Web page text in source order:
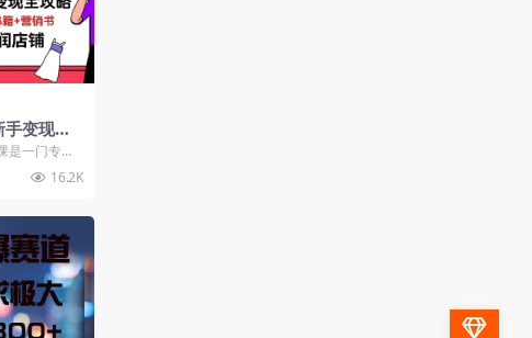
变现全
爆单秘籍
利润店铺
是一门专为
课程，涵
技巧的...16.2K